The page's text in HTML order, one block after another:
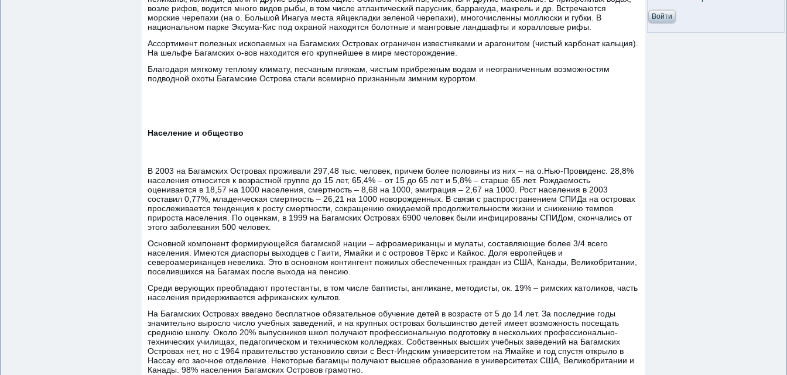
возле рифов, водится много видов рыбы, в том числе атлантический парусник, барракуда, макрель и др. Встречаются
морские черепахи (на о. Большой Инагуа места яйцекладки зеленой черепахи), многочисленны моллюски и губки. В
национальном парке Эксума-Кис под охраной находятся болотные и мангровые ландшафты и коралловые рифы.
Ассортимент полезных ископаемых на Багамских Островах ограничен известняками и арагонитом (чистый карбонат кальция).
На шельфе Багамских о-вов находится его крупнейшее в мире месторождение.
Благодаря мягкому теплому климату, песчаным пляжам, чистым прибрежным водам и неограниченным возможностям
подводной охоты Багамские Острова стали всемирно признанным зимним курортом.
Население и общество
В 2003 на Багамских Островах проживали 297,48 тыс. человек, причем более половины из них – на о.Нью-Провиденс. 28,8%
населения относится к возрастной группе до 15 лет, 65,4% – от 15 до 65 лет и 5,8% – старше 65 лет. Рождаемость
оценивается в 18,57 на 1000 населения, смертность – 8,68 на 1000, эмиграция – 2,67 на 1000. Рост населения в 2003
составил 0,77%, младенческая смертность – 26,21 на 1000 новорожденных. В связи с распространением СПИДа на островах
прослеживается тенденция к росту смертности, сокращению ожидаемой продолжительности жизни и снижению темпов
прироста населения. По оценкам, в 1999 на Багамских Островах 6900 человек были инфицированы СПИДом, скончались от
этого заболевания 500 человек.
Основной компонент формирующейся багамской нации – афроамериканцы и мулаты, составляющие более 3/4 всего
населения. Имеются диаспоры выходцев с Гаити, Ямайки и с островов Тёркс и Кайкос. Доля европейцев и
североамериканцев невелика. Это в основном контингент пожилых обеспеченных граждан из США, Канады, Великобритании,
поселившихся на Багамах после выхода на пенсию.
Среди верующих преобладают протестанты, в том числе баптисты, англикане, методисты, ок. 19% – римских католиков, часть
населения придерживается африканских культов.
На Багамских Островах введено бесплатное обязательное обучение детей в возрасте от 5 до 14 лет. За последние годы
значительно выросло число учебных заведений, и на крупных островах большинство детей имеет возможность посещать
среднюю школу. Около 20% выпускников школ получают профессиональную подготовку в нескольких профессионально-
технических училищах, педагогическом и техническом колледжах. Собственных высших учебных заведений на Багамских
Островах нет, но с 1964 правительство установило связи с Вест-Индским университетом на Ямайке и год спустя открыло в
Нассау его заочное отделение. Некоторые багамцы получают высшее образование в университетах США, Великобритании и
Канады. 98% населения Багамских Островов грамотно.